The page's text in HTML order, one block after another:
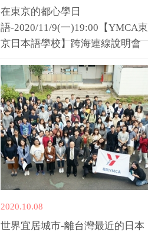
在東京的都心學日
語-2020/11/9(一)19:00【YMCA東
京日本語學校】跨海連線說明會
2020.10.08
世界宜居城市-離台灣最近的日本